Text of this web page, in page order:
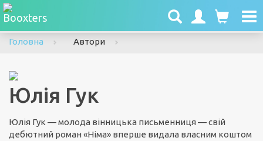
Головна
Автори
Юлія Гук
Юлія Гук — молода вінницька письменниця — свій
дебютний роман «Німа» вперше видала власним коштом